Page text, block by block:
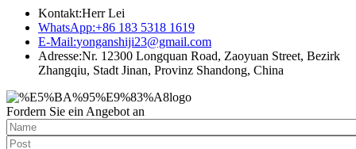
Kontakt:Herr Lei
WhatsApp:+86 183 5318 1619
E-Mail:yonganshiji23@gmail.com
Adresse:Nr. 12300 Longquan Road, Zaoyuan Street, Bezirk
Zhangqiu, Stadt Jinan, Provinz Shandong, China
Fordern Sie ein Angebot an